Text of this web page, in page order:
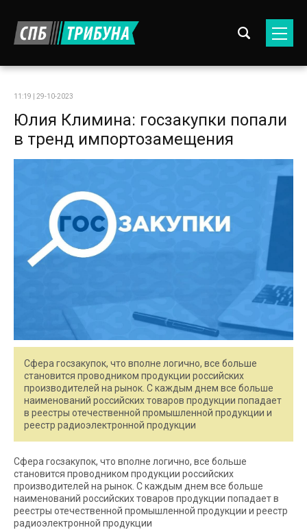
11:19 | 29-10-2023
Юлия Климина: госзакупки попали
в тренд импортозамещения
Сфера госзакупок, что вполне логично, все больше
становится проводником продукции российских
производителей на рынок. С каждым днем все больше
наименований российских товаров продукции попадает
в реестры отечественной промышленной продукции и
реестр радиоэлектронной продукции
Сфера госзакупок, что вполне логично, все больше
становится проводником продукции российских
производителей на рынок. С каждым днем все больше
наименований российских товаров продукции попадает в
реестры отечественной промышленной продукции и реестр
радиоэлектронной продукции